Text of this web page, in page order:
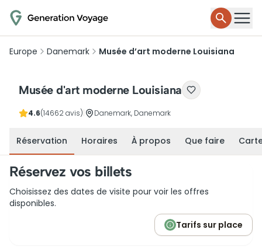
Europe Danemark Musée d’art moderne Louisiana
Musée d'art moderne Louisiana
4.6(14662 avis) Danemark, Danemark
Réservation Horaires À propos Que faire
Réservez vos billets
Choisissez des dates de visite pour voir les offres
disponibles.
Tarifs sur place